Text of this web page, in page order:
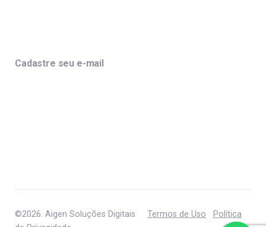
Cadastre seu e-mail
©2026. Aigen Soluções Digitais Termos de Uso
Política